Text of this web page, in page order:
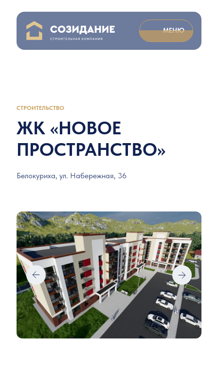
МЕНЮ
ЖК «НОВОЕ
ПРОСТРАНСТВО»
СТРОИТЕЛЬСТВО
Белокуриха, ул. Набережная, 36